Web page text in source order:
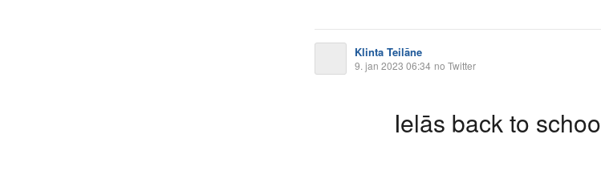
Klinta Teilāne
9. jan 2023 06:34 no Twitter
Ielās back to